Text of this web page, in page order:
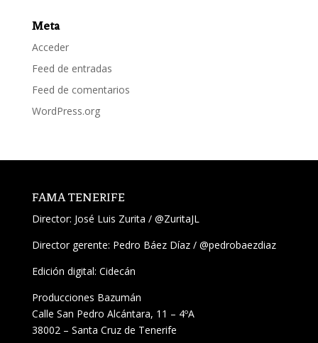
Meta
Acceder
Feed de entradas
Feed de comentarios
WordPress.org
FAMA TENERIFE
Director: José Luis Zurita / @ZuritaJL
Director gerente: Pedro Báez Díaz / @pedrobaezdiaz
Edición digital: Cidecán
Producciones Bazumán
Calle San Pedro Alcántara, 11 – 4ºA
38002 – Santa Cruz de Tenerife